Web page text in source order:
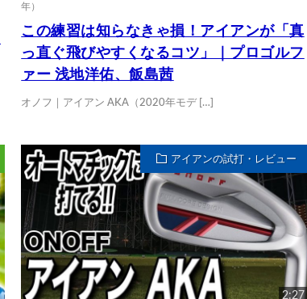
年）
この練習は知らなきゃ損！アイアンが「真
っ直ぐ飛びやすくなるコツ」｜プロゴルフ
ァー 浅地洋佑、飯島茜
オノフ｜アイアン AKA（2020年モデ […]
アイアンの試打・レビュー
2:27